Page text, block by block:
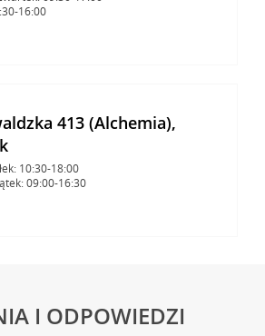
16:00
413 (Alchemia),
10:30-18:00
09:00-16:30
I ODPOWIEDZI